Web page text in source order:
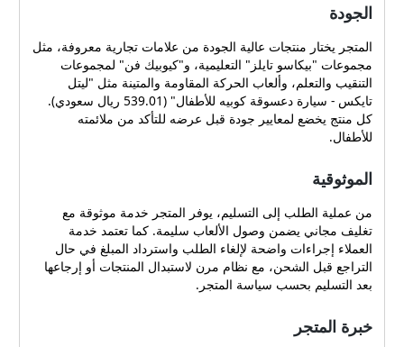
الجودة
المتجر يختار منتجات عالية الجودة من علامات تجارية معروفة، مثل
مجموعات "بيكاسو تايلز" التعليمية، و"كيوبيك فن" لمجموعات
التنقيب والتعلم، وألعاب الحركة المقاومة والمتينة مثل "ليتل
تايكس - سيارة دعسوقة كوبيه للأطفال" (539.01 ريال سعودي).
كل منتج يخضع لمعايير جودة قبل عرضه للتأكد من ملائمته
للأطفال.
الموثوقية
من عملية الطلب إلى التسليم، يوفر المتجر خدمة موثوقة مع
تغليف مجاني يضمن وصول الألعاب سليمة. كما تعتمد خدمة
العملاء إجراءات واضحة لإلغاء الطلب واسترداد المبلغ في حال
التراجع قبل الشحن، مع نظام مرن لاستبدال المنتجات أو إرجاعها
بعد التسليم بحسب سياسة المتجر.
خبرة المتجر